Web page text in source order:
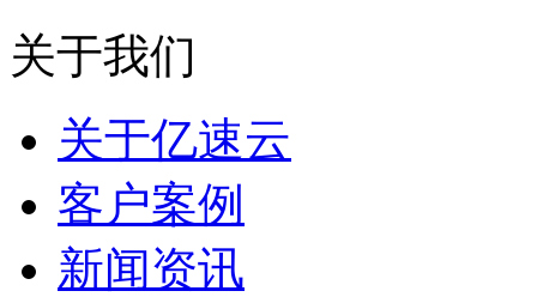
关于我们
关于亿速云
客户案例
新闻资讯